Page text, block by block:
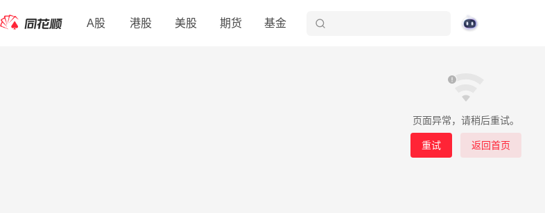
A股 港股 美股 期货 基金
页面异常，请稍后重试。
重试 返回首页